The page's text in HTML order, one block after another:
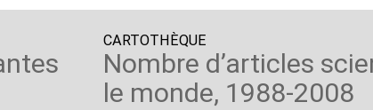
CARTOTHÈQUE
Nombre d’articles
le monde, 1988-2008